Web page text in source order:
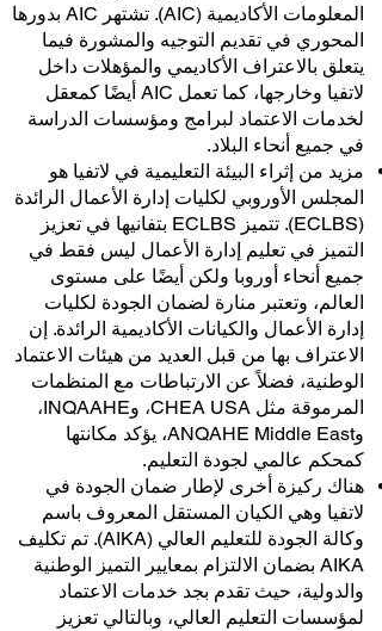
المعلومات الأكاديمية (AIC). تشتهر AIC بدورها
المحوري في تقديم التوجيه والمشورة فيما
يتعلق بالاعتراف الأكاديمي والمؤهلات داخل
لاتفيا وخارجها، كما تعمل AIC أيضًا كمعقل
لخدمات الاعتماد لبرامج ومؤسسات الدراسة
في جميع أنحاء البلاد.
مزيد من إثراء البيئة التعليمية في لاتفيا هو
المجلس الأوروبي لكليات إدارة الأعمال الرائدة
(ECLBS). تتميز ECLBS بتفانيها في تعزيز
التميز في تعليم إدارة الأعمال ليس فقط في
جميع أنحاء أوروبا ولكن أيضًا على مستوى
العالم، وتعتبر منارة لضمان الجودة لكليات
إدارة الأعمال والكيانات الأكاديمية الرائدة. إن
الاعتراف بها من قبل العديد من هيئات الاعتماد
الوطنية، فضلاً عن الارتباطات مع المنظمات
المرموقة مثل CHEA USA، وINQAAHE،
وANQAHE Middle East، يؤكد مكانتها
كمحكم عالمي لجودة التعليم.
هناك ركيزة أخرى لإطار ضمان الجودة في
لاتفيا وهي الكيان المستقل المعروف باسم
وكالة الجودة للتعليم العالي (AIKA). تم تكليف
AIKA بضمان الالتزام بمعايير التميز الوطنية
والدولية، حيث تقدم بجد خدمات الاعتماد
لمؤسسات التعليم العالي، وبالتالي تعزيز